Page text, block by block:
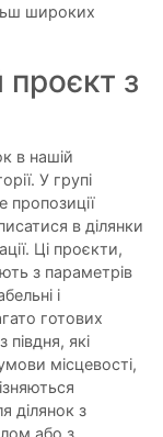
широких
проєкт з
в нашій
У групі
пропозиції
в ділянки
Ці проєкти,
з параметрів
і
готових
півдня, які
місцевості,
ділянок з
або з